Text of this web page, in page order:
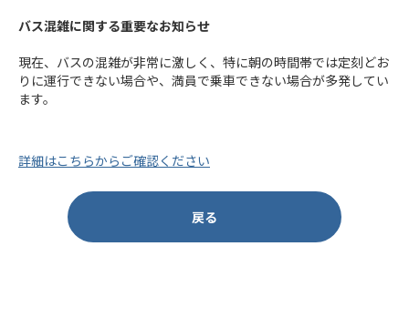
バス混雑に関する重要なお知らせ
現在、バスの混雑が非常に激しく、特に朝の時間帯では定刻どお
りに運行できない場合や、満員で乗車できない場合が多発してい
ます。
詳細はこちらからご確認ください
戻る